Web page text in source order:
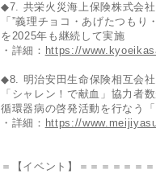
◆7. 共栄火災海上保険株式会社
「”義理チョコ・あげたつもり
を2025年も継続して実施
・詳細： https://
◆8. 明治安田生命保険相互会
「シャレン！で献血」協力者
循環器病の啓発活動を行なう
・詳細： https://
＝【イベント】＝＝＝＝＝＝